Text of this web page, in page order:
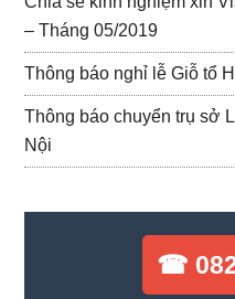
– Tháng 05/2019
Thông báo nghỉ lễ Giỗ tổ
Thông báo chuyển trụ sở
Nội
☎